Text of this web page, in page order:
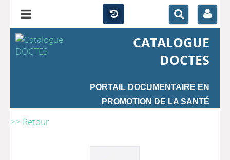
CATALOGUE
DOCTES
PORTAIL DOCUMENTAIRE EN
PROMOTION DE LA SANTÉ
>> Retour